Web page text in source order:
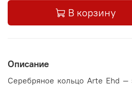
В корзину
Описание
Серебряное кольцо Arte Ehd —